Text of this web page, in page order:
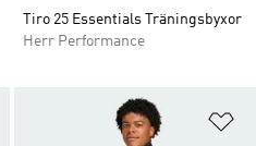
Tiro 25 Essentials Träningsbyxor
Herr Performance
Lägg till på önskelistan